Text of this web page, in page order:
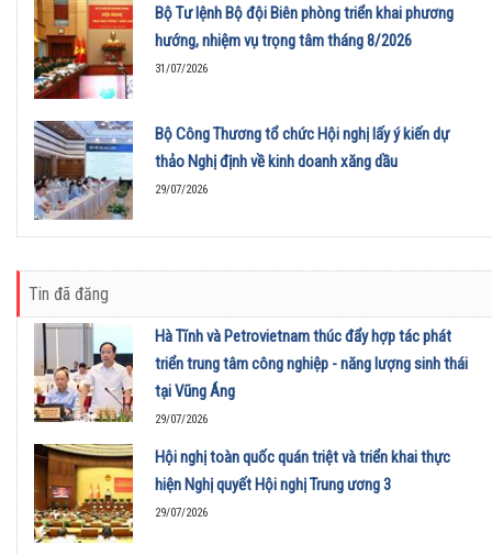
Bộ Tư lệnh Bộ đội Biên phòng triển khai phương
hướng, nhiệm vụ trọng tâm tháng 8/2026
31/07/2026
Bộ Công Thương tổ chức Hội nghị lấy ý kiến dự
thảo Nghị định về kinh doanh xăng dầu
29/07/2026
Tin đã đăng
Hà Tĩnh và Petrovietnam thúc đẩy hợp tác phát
triển trung tâm công nghiệp - năng lượng sinh thái
tại Vũng Áng
29/07/2026
Hội nghị toàn quốc quán triệt và triển khai thực
hiện Nghị quyết Hội nghị Trung ương 3
29/07/2026